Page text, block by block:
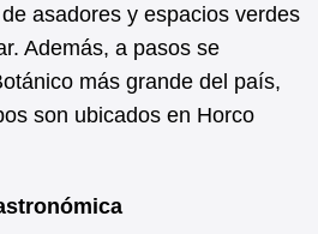
asadores y espacios verdes
Además, a pasos se
más grande del país,
son ubicados en Horco